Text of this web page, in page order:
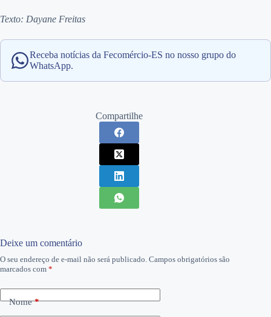
Texto: Dayane Freitas
Receba notícias da Fecomércio-ES no nosso grupo do
WhatsApp.
Compartilhe
Deixe um comentário
O seu endereço de e-mail não será publicado. Campos obrigatórios são
marcados com *
Nome*